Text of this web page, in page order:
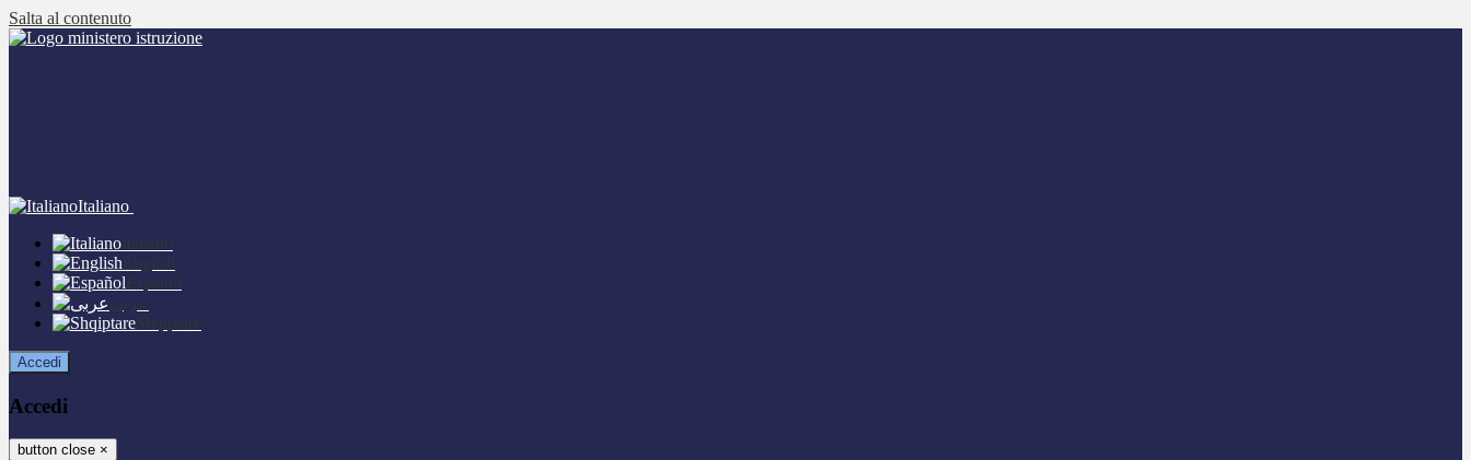
Salta al contenuto
Italiano
Italiano
English
Español
عربى
Shqiptare
Accedi
Accedi
button close ×